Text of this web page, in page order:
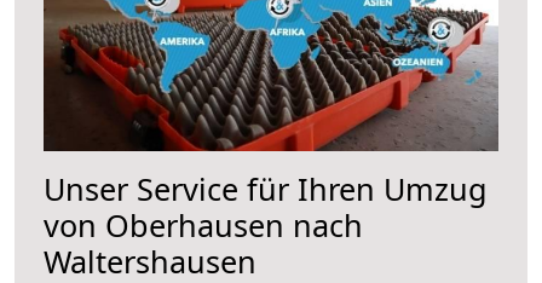
Unser Service für Ihren Umzug
von Oberhausen nach
Waltershausen